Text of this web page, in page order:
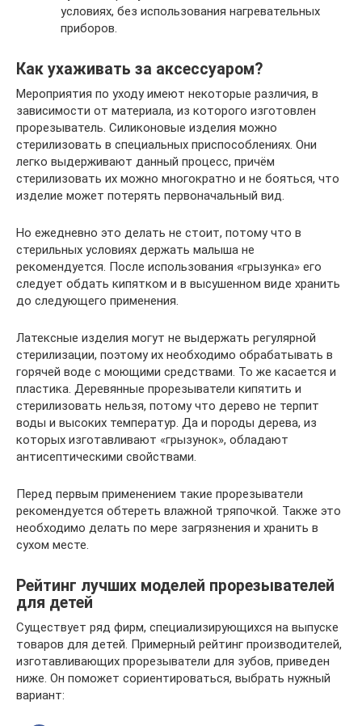
условиях, без использования нагревательных
приборов.
Как ухаживать за аксессуаром?
Мероприятия по уходу имеют некоторые различия, в
зависимости от материала, из которого изготовлен
прорезыватель. Силиконовые изделия можно
стерилизовать в специальных приспособлениях. Они
легко выдерживают данный процесс, причём
стерилизовать их можно многократно и не бояться, что
изделие может потерять первоначальный вид.
Но ежедневно это делать не стоит, потому что в
стерильных условиях держать малыша не
рекомендуется. После использования «грызунка» его
следует обдать кипятком и в высушенном виде хранить
до следующего применения.
Латексные изделия могут не выдержать регулярной
стерилизации, поэтому их необходимо обрабатывать в
горячей воде с моющими средствами. То же касается и
пластика. Деревянные прорезыватели кипятить и
стерилизовать нельзя, потому что дерево не терпит
воды и высоких температур. Да и породы дерева, из
которых изготавливают «грызунок», обладают
антисептическими свойствами.
Перед первым применением такие прорезыватели
рекомендуется обтереть влажной тряпочкой. Также это
необходимо делать по мере загрязнения и хранить в
сухом месте.
Рейтинг лучших моделей прорезывателей
для детей
Существует ряд фирм, специализирующихся на выпуске
товаров для детей. Примерный рейтинг производителей,
изготавливающих прорезыватели для зубов, приведен
ниже. Он поможет сориентироваться, выбрать нужный
вариант: